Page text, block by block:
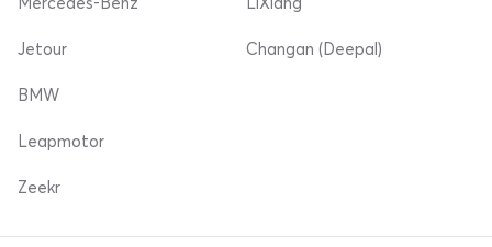
Jetour Changan (Deepal)
BMW
Leapmotor
Zeekr